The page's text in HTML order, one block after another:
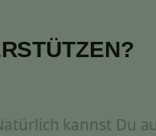
kannst Du